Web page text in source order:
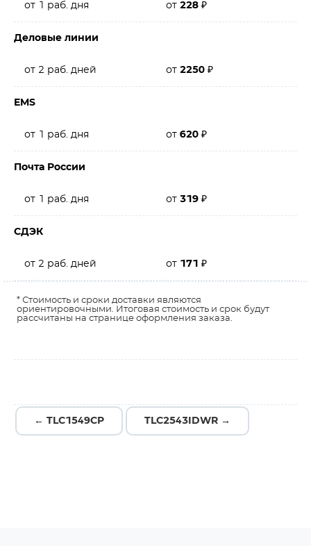
от 1 раб. дня от 228 ₽
Деловые линии
от 2 раб. дней от 2250 ₽
EMS
от 1 раб. дня от 620 ₽
Почта России
от 1 раб. дня от 319 ₽
СДЭК
от 2 раб. дней от 171 ₽
* Стоимость и сроки доставки являются
ориентировочными. Итоговая стоимость и срок будут
рассчитаны на странице оформления заказа.
← TLC1549CP TLC2543IDWR →